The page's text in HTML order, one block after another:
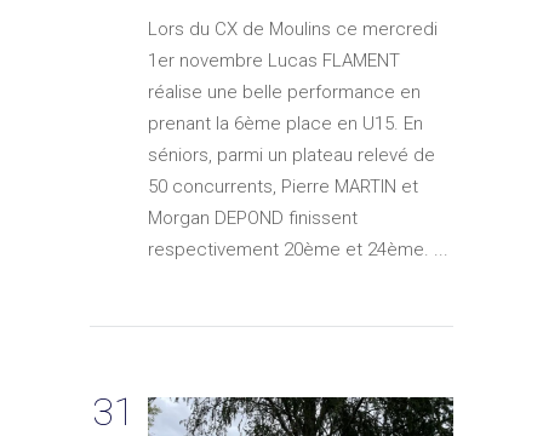
Lors du CX de Moulins ce mercredi
1er novembre Lucas FLAMENT
réalise une belle performance en
prenant la 6ème place en U15. En
séniors, parmi un plateau relevé de
50 concurrents, Pierre MARTIN et
Morgan DEPOND finissent
respectivement 20ème et 24ème. ...
31